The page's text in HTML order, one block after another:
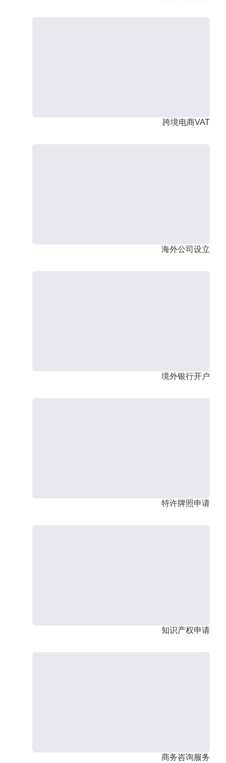
跨境电商VAT
海外公司设立
境外银行开户
特许牌照申请
知识产权申请
商务咨询服务